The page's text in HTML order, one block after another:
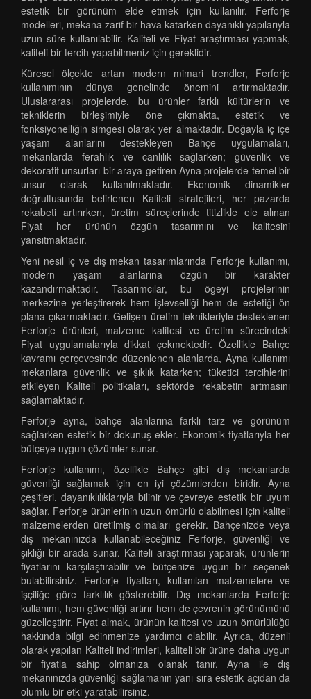
estetik bir görünüm elde etmek için kullanılır. Ferforje
modelleri, mekana zarif bir hava katarken dayanıklı yapılarıyla
uzun süre kullanılabilir. Kaliteli ve Fiyat araştırması yapmak,
kaliteli bir tercih yapabilmeniz için gereklidir.
Küresel ölçekte artan modern mimari trendler, Ferforje
kullanımının dünya genelinde önemini artırmaktadır.
Uluslararası projelerde, bu ürünler farklı kültürlerin ve
tekniklerin birleşimiyle öne çıkmakta, estetik ve
fonksiyonelliğin simgesi olarak yer almaktadır. Doğayla iç içe
yaşam alanlarını destekleyen Bahçe uygulamaları,
mekanlarda ferahlık ve canlılık sağlarken; güvenlik ve
dekoratif unsurları bir araya getiren Ayna projelerde temel bir
unsur olarak kullanılmaktadır. Ekonomik dinamikler
doğrultusunda belirlenen Kaliteli stratejileri, her pazarda
rekabeti artırırken, üretim süreçlerinde titizlikle ele alınan
Fiyat her ürünün özgün tasarımını ve kalitesini
yansıtmaktadır.
Yeni nesil iç ve dış mekan tasarımlarında Ferforje kullanımı,
modern yaşam alanlarına özgün bir karakter
kazandırmaktadır. Tasarımcılar, bu ögeyi projelerinin
merkezine yerleştirerek hem işlevselliği hem de estetiği ön
plana çıkarmaktadır. Gelişen üretim teknikleriyle desteklenen
Ferforje ürünleri, malzeme kalitesi ve üretim sürecindeki
Fiyat uygulamalarıyla dikkat çekmektedir. Özellikle Bahçe
kavramı çerçevesinde düzenlenen alanlarda, Ayna kullanımı
mekanlara güvenlik ve şıklık katarken; tüketici tercihlerini
etkileyen Kaliteli politikaları, sektörde rekabetin artmasını
sağlamaktadır.
Ferforje ayna, bahçe alanlarına farklı tarz ve görünüm
sağlarken estetik bir dokunuş ekler. Ekonomik fiyatlarıyla her
bütçeye uygun çözümler sunar.
Ferforje kullanımı, özellikle Bahçe gibi dış mekanlarda
güvenliği sağlamak için en iyi çözümlerden biridir. Ayna
çeşitleri, dayanıklılıklarıyla bilinir ve çevreye estetik bir uyum
sağlar. Ferforje ürünlerinin uzun ömürlü olabilmesi için kaliteli
malzemelerden üretilmiş olmaları gerekir. Bahçenizde veya
dış mekanınızda kullanabileceğiniz Ferforje, güvenliği ve
şıklığı bir arada sunar. Kaliteli araştırması yaparak, ürünlerin
fiyatlarını karşılaştırabilir ve bütçenize uygun bir seçenek
bulabilirsiniz. Ferforje fiyatları, kullanılan malzemelere ve
işçiliğe göre farklılık gösterebilir. Dış mekanlarda Ferforje
kullanımı, hem güvenliği artırır hem de çevrenin görünümünü
güzelleştirir. Fiyat almak, ürünün kalitesi ve uzun ömürlülüğü
hakkında bilgi edinmenize yardımcı olabilir. Ayrıca, düzenli
olarak yapılan Kaliteli indirimleri, kaliteli bir ürüne daha uygun
bir fiyatla sahip olmanıza olanak tanır. Ayna ile dış
mekanınızda güvenliği sağlamanın yanı sıra estetik açıdan da
olumlu bir etki yaratabilirsiniz.